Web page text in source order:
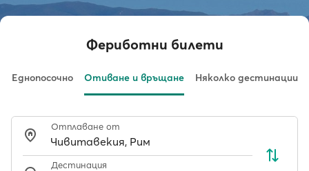
Фериботни билети
Еднопосочно Отиване и връщане Няколко дестинации
Отплаване от
Дестинация